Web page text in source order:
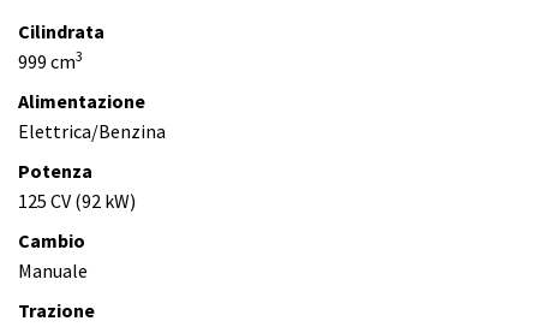
Cilindrata
999 cm3
Alimentazione
Elettrica/Benzina
Potenza
125 CV (92 kW)
Cambio
Manuale
Trazione